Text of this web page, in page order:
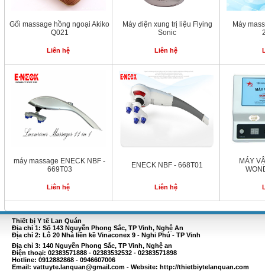
Gối massage hồng ngoại Akiko
Q021
Liên hệ
Máy điện xung trị liệu Flying
Sonic
Liên hệ
Máy
máy massage ENECK NBF -
669T03
Liên hệ
ENECK NBF - 668T01
Liên hệ
MÁY
Thiết bị Y tế Lan Quán
Địa chỉ 1: Số 143 Nguyễn Phong Sắc, TP Vinh, Nghệ An
Địa chỉ 2: Lô 20 Nhà liền kề Vinaconex 9 - Nghi Phú - TP Vinh
Địa chỉ 3: 140 Nguyễn Phong Sắc, TP Vinh, Nghệ an
Điện thoại: 02383571888 - 02383532532 - 02383571898
Hotline: 0912882868 - 0946607006
Email: vattuyte.lanquan@gmail.com - Website: http://thietbiytelanquan.com